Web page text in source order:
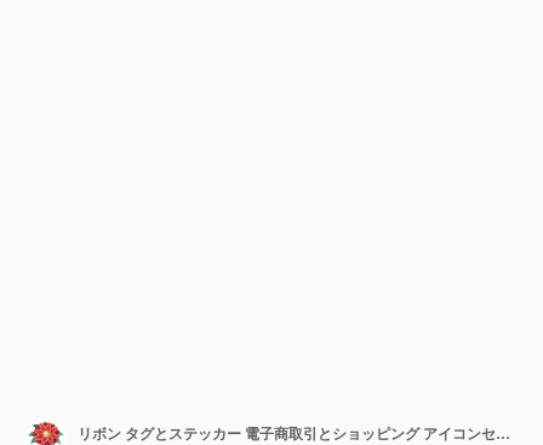
リボン タグとステッカー 電子商取引とショッピング アイコンセット ベクトルイラスト